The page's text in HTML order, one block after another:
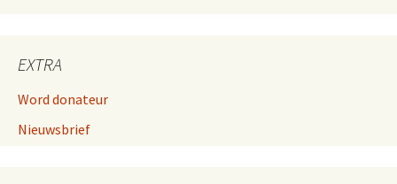
EXTRA
Word donateur
Nieuwsbrief